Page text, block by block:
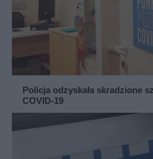
Policja odzyskała skradzione
COVID-19